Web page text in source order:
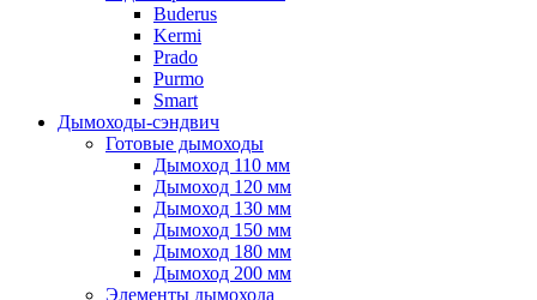
Buderus
Kermi
Prado
Purmo
Smart
Дымоходы-сэндвич
Готовые дымоходы
Дымоход 110 мм
Дымоход 120 мм
Дымоход 130 мм
Дымоход 150 мм
Дымоход 180 мм
Дымоход 200 мм
Элементы дымохода